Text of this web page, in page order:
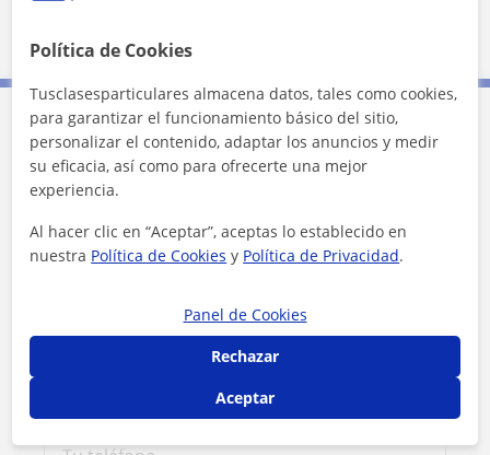
Contacta con Rianna
1ª clase gratis
Política de Cookies
Tusclasesparticulares almacena datos, tales como cookies,
para garantizar el funcionamiento básico del sitio,
personalizar el contenido, adaptar los anuncios y medir
su eficacia, así como para ofrecerte una mejor
experiencia.
Al hacer clic en “Aceptar”, aceptas lo establecido en
nuestra Política de Cookies y Política de Privacidad.
Panel de Cookies
Rechazar
Aceptar